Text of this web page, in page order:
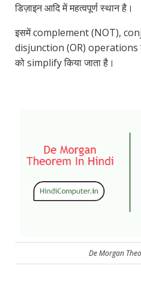
डिज़ाइन आदि में महत्वपूर्ण स्थान है।
इसमें complement (NOT),
disjunction (OR) operations
को simplify किया जाता है।
De Morgan